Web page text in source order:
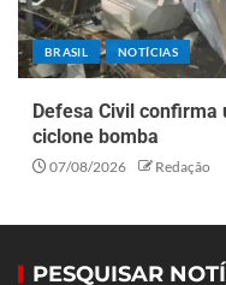
BRASIL NOTÍCIAS
Defesa Civil
ciclone bomba
07/08/2026 Redação
PESQUISAR